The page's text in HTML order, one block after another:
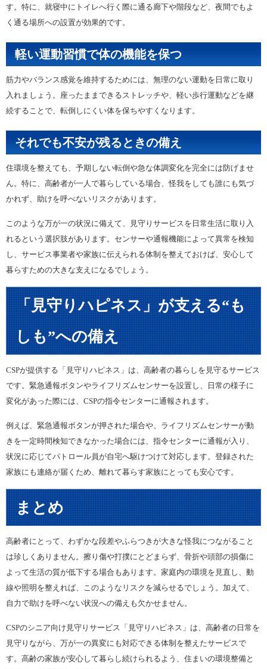
す。特に、就寝中にトイレへ行く際に通る廊下や階段など、夜間でもよ
く通る場所への設置が効果的です。
軽い運動習慣で体の機能を保つ
筋力やバランス感覚を維持するためには、無理のない運動を日常に取り
入れましょう。座ったままできるストレッチや、軽い歩行運動などを継
続することで、転倒しにくい体を保ちやすくなります。
それでも不安が残るときの備え
住環境を整えても、予期しない転倒や急な体調変化を完全には防げませ
ん。特に、高齢者が一人で暮らしている場合、怪我をしても誰にも気づ
かれず、助けを呼べないリスクがあります。
このような万が一の状況に備えて、見守りサービスを日常生活に取り入
れるという選択肢があります。センサーや通報機能によって異常を検知
し、サービス事業者や家族に伝えられる体制を整えておけば、安心して
暮らすための大きな支えになるでしょう。
「見守りハピネス」が支える“も
しも”への備え
CSPが提供する「見守りハピネス」は、高齢者の暮らしを見守るサービス
です。緊急通報ボタンやライフリズムセンサーを設置し、日常の様子に
変化があった際には、CSPの指令センターに通報されます。
例えば、緊急通報ボタンが押された場合や、ライフリズムセンサーが動
きを一定時間検知できなかった場合には、指令センターに通報が入り、
状況に応じてパトロール員が自宅へ駆けつけて対応します。登録された
家族にも連絡が届くため、離れて暮らす家族にとっても安心です。
まとめ
高齢者にとって、わずかな段差やふらつきが大きな怪我につながること
は珍しくありません。擦り傷や打撲にとどまらず、骨折や頭部の損傷に
よって生活の質が低下する場合もあります。家庭内の環境を見直し、動
線や照明を整えれば、このようなリスクを減らせるでしょう。加えて、
自力で助けを呼べない状況への備えも欠かせません。
CSPのシニア向け見守りサービス「見守りハピネス」は、高齢者の日常を
見守りながら、万が一の異変にも対応できる体制を整えたサービスで
す。高齢の家族が安心して暮らし続けられるよう、住まいの環境整備と